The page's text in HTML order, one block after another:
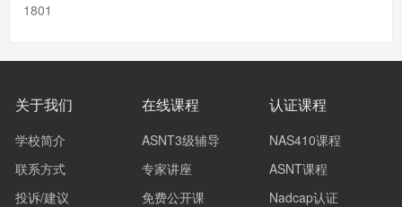
1801
关于我们
学校简介
联系方式
投诉/建议
在线课程
ASNT3级辅导
专家讲座
免费公开课
认证课程
NAS410课程
ASNT课程
Nadcap认证